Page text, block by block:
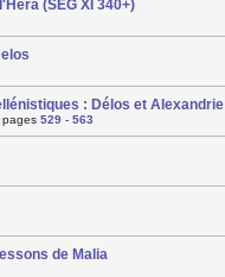
(SEG XI 340+)
: Délos et Alexandrie
pages 529 - 563
de Malia